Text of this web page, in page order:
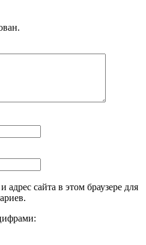
сайта в этом браузере для